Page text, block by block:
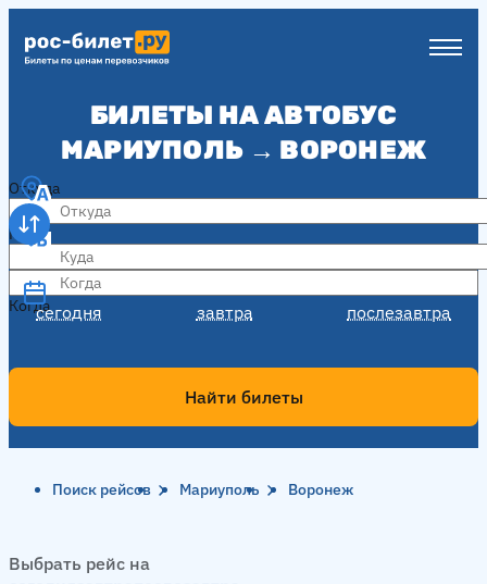
БИЛЕТЫ НА АВТОБУС
МАРИУПОЛЬ → ВОРОНЕЖ
Откуда
Куда
Когда
сегодня завтра послезавтра
Когда
Найти билеты
Поиск рейсов Мариуполь Воронеж
Выбрать рейс на